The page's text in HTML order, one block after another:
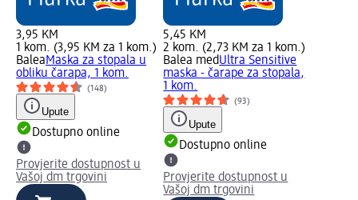
3,95 KM
1 kom. (3,95 KM za 1 kom.)
BaleaMaska za stopala u
obliku čarapa, 1 kom.
(148)
Upute
Dostupno online
Provjerite dostupnost u
Vašoj dm trgovini
5,45 KM
2 kom. (2,73 KM za 1 kom.)
Balea medUltra Sensitive
maska - čarape za stopala,
1 kom.
(93)
Upute
Dostupno online
Provjerite dostupnost u
Vašoj dm trgovini